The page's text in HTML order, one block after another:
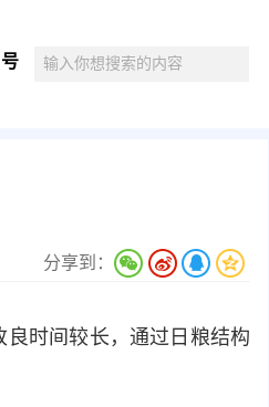
分享到：
时间较长，通过日粮结构